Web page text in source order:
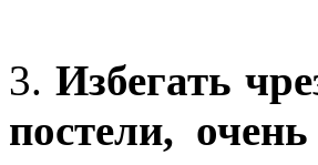
3. Избегать
постели,